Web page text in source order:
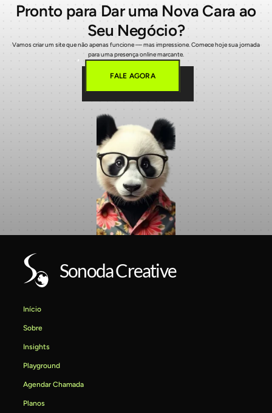
Pronto para Dar uma Nova Cara ao
Seu Negócio?
Vamos criar um site que não apenas funcione — mas impressione. Comece hoje sua jornada
para uma presença online marcante.
FALE AGORA
Sonoda Creative
Início
Sobre
Insights
Playground
Agendar Chamada
Planos